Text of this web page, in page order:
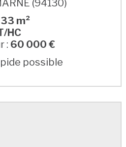
(94130)
33 m²
HC
: 60 000 €
possible